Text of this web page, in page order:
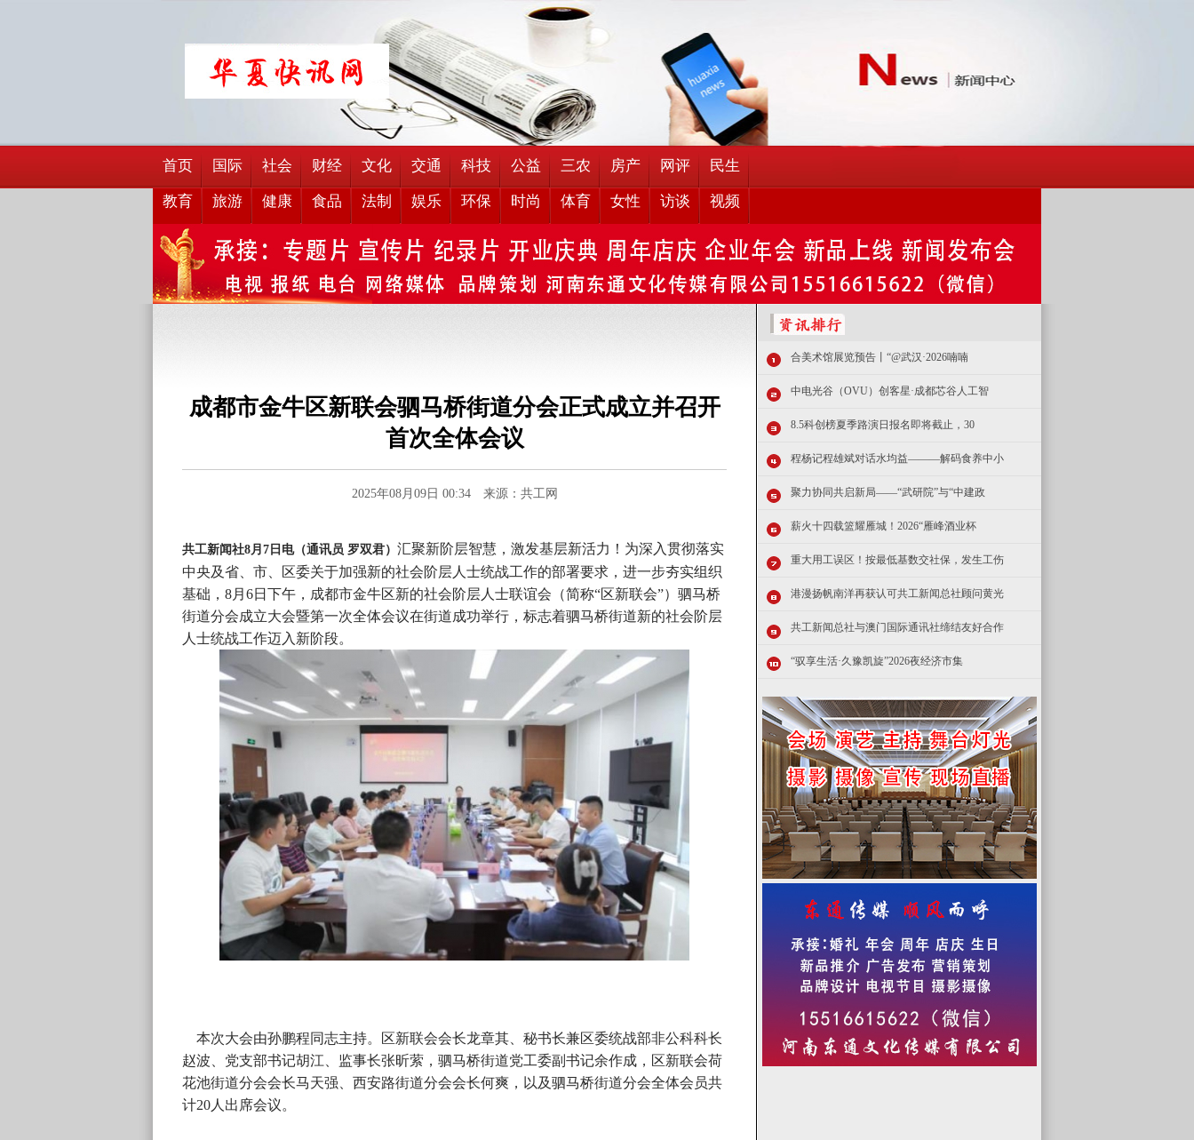
首页 国际 社会 财经 文化 交通 科技 公益 三农 房产 网评 民生
教育 旅游 健康 食品 法制 娱乐 环保 时尚 体育 女性 访谈 视频
成都市金牛区新联会驷马桥街道分会正式成立并召开
首次全体会议
2025年08月09日 00:34 来源：共工网
共工新闻社8月7日电（通讯员 罗双君） 汇聚新阶层智慧，激发基层新活力！为深入贯彻落实
中央及省、市、区委关于加强新的社会阶层人士统战工作的部署要求，进一步夯实组织
基础，8月6日下午，成都市金牛区新的社会阶层人士联谊会（简称“区新联会”）驷马桥
街道分会成立大会暨第一次全体会议在街道成功举行，标志着驷马桥街道新的社会阶层
人士统战工作迈入新阶段。
本次大会由孙鹏程同志主持。区新联会会长龙章其、秘书长兼区委统战部非公科科长
赵波、党支部书记胡江、监事长张昕萦，驷马桥街道党工委副书记余作成，区新联会荷
花池街道分会会长马天强、西安路街道分会会长何爽，以及驷马桥街道分会全体会员共
计20人出席会议。
合美术馆展览预告丨“@武汉·2026喃喃
中电光谷（OVU）创客星·成都芯谷人工智
8.5科创榜夏季路演日报名即将截止，30
程杨记程雄斌对话水均益———解码食养中小
聚力协同共启新局——“武研院”与“中建政
薪火十四载篮耀雁城！2026“雁峰酒业杯
重大用工误区！按最低基数交社保，发生工伤
港漫扬帆南洋再获认可共工新闻总社顾问黄光
共工新闻总社与澳门国际通讯社缔结友好合作
“驭享生活·久豫凯旋”2026夜经济市集